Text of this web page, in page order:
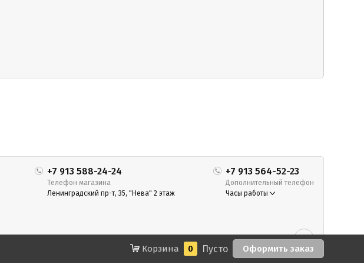
+7 913 588-24-24
Телефон магазина
Ленинградский пр-т, 35, "Нева" 2 этаж
+7 913 564-52-23
Дополнительный телефон
Часы работы
Корзина 0 Пусто Оформить заказ